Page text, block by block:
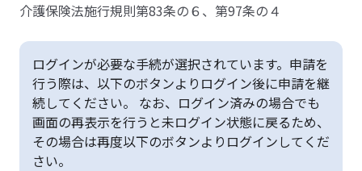
介護保険法施行規則第83条の６、第97条の４
ログインが必要な手続が選択されています。申請を
行う際は、以下のボタンよりログイン後に申請を継
続してください。 なお、ログイン済みの場合でも
画面の再表示を行うと未ログイン状態に戻るため、
その場合は再度以下のボタンよりログインしてくだ
さい。